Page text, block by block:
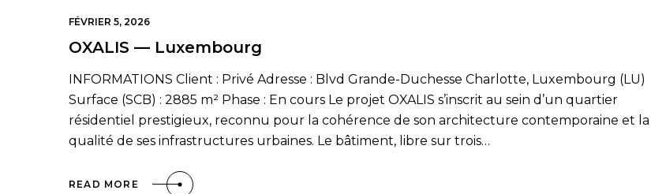
FÉVRIER 5, 2026
OXALIS — Luxembourg
INFORMATIONS Client : Privé Adresse : Blvd Grande-Duchesse Charlotte, Luxembourg (LU)
Surface (SCB) : 2885 m² Phase : En cours Le projet OXALIS s’inscrit au sein d’un quartier
résidentiel prestigieux, reconnu pour la cohérence de son architecture contemporaine et la
qualité de ses infrastructures urbaines. Le bâtiment, libre sur trois…
READ MORE